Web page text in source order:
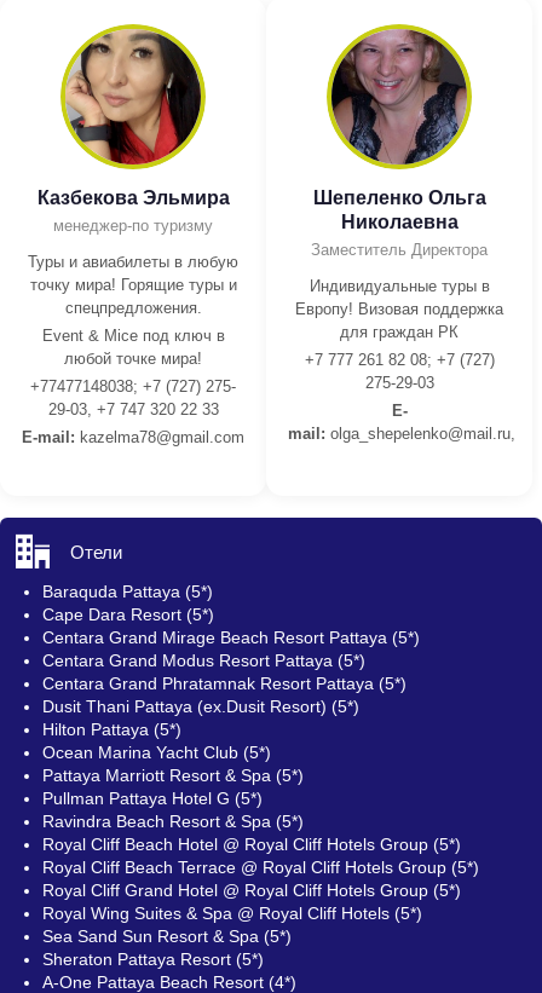
Казбекова Эльмира
менеджер-по туризму
Туры и авиабилеты в любую
точку мира! Горящие туры и
спецпредложения.
Event & Mice под ключ в
любой точке мира!
+77477148038; +7 (727) 275-
29-03, +7 747 320 22 33
E-mail: kazelma78@gmail.com
Шепеленко Ольга
Николаевна
Заместитель Директора
Индивидуальные туры в
Европу! Визовая поддержка
для граждан РК
+7 777 261 82 08; +7 (727)
275-29-03
E-
mail: olga_shepelenko@mail.ru,
Отели
Baraquda Pattaya (5*)
Cape Dara Resort (5*)
Centara Grand Mirage Beach Resort Pattaya (5*)
Centara Grand Modus Resort Pattaya (5*)
Centara Grand Phratamnak Resort Pattaya (5*)
Dusit Thani Pattaya (ex.Dusit Resort) (5*)
Hilton Pattaya (5*)
Ocean Marina Yacht Club (5*)
Pattaya Marriott Resort & Spa (5*)
Pullman Pattaya Hotel G (5*)
Ravindra Beach Resort & Spa (5*)
Royal Cliff Beach Hotel @ Royal Cliff Hotels Group (5*)
Royal Cliff Beach Terrace @ Royal Cliff Hotels Group (5*)
Royal Cliff Grand Hotel @ Royal Cliff Hotels Group (5*)
Royal Wing Suites & Spa @ Royal Cliff Hotels (5*)
Sea Sand Sun Resort & Spa (5*)
Sheraton Pattaya Resort (5*)
A-One Pattaya Beach Resort (4*)